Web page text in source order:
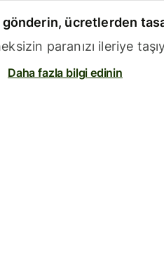
gönderin, ücretlerden
paranızı ileriye
Daha fazla bilgi edinin